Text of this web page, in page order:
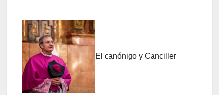
El canónigo y Canciller